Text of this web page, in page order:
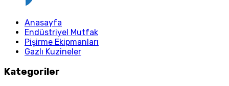
Anasayfa
Endüstriyel Mutfak
Pişirme Ekipmanları
Gazlı Kuzineler
Kategoriler